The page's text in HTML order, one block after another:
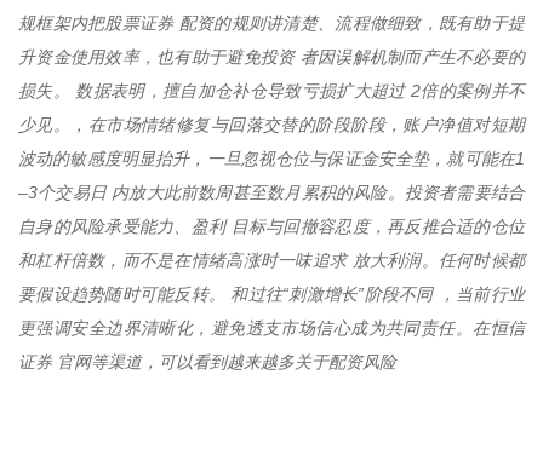
规框架内把股票证券 配资的规则讲清楚、流程做细致，既有助于提
升资金使用效率，也有助于避免投资 者因误解机制而产生不必要的
损失。 数据表明，擅自加仓补仓导致亏损扩大超过 2倍的案例并不
少见。，在市场情绪修复与回落交替的阶段阶段，账户净值对短期
波动的敏感度明显抬升，一旦忽视仓位与保证金安全垫，就可能在1
–3个交易日 内放大此前数周甚至数月累积的风险。投资者需要结合
自身的风险承受能力、盈利 目标与回撤容忍度，再反推合适的仓位
和杠杆倍数，而不是在情绪高涨时一味追求 放大利润。任何时候都
要假设趋势随时可能反转。 和过往“刺激增长”阶段不同 ，当前行业
更强调安全边界清晰化，避免透支市场信心成为共同责任。在恒信
证券 官网等渠道，可以看到越来越多关于配资风险